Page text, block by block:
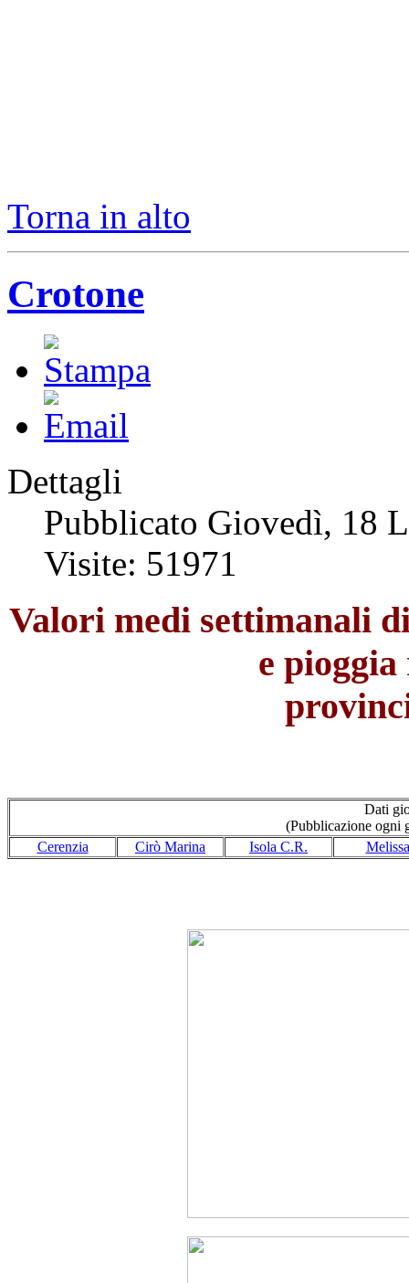
Torna in alto
Crotone
Dettagli
Pubblicato Giovedì, 18
Visite: 51971
Valori medi settimanali
e
Dati
(Pubblicazione ogni
Cerenzia
Cirò Marina Isola C.R. Melissa